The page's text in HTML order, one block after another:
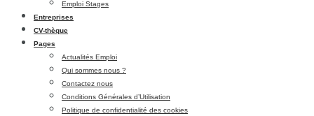
Emploi Stages
Entreprises
CV-thèque
Pages
Actualités Emploi
Qui sommes nous ?
Contactez nous
Conditions Générales d’Utilisation
Politique de confidentialité des cookies